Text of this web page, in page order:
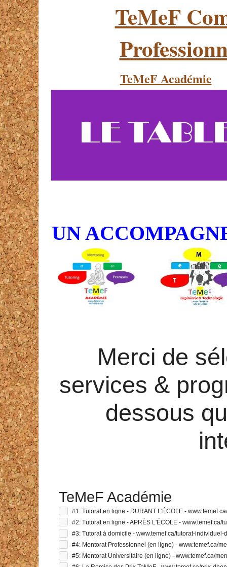
TeMeF
TeMeF Académie
UN
Merci de
services &
dessous
int
TeMeF Académie
#1: Tutorat en ligne - DURANT L'ÉCOLE -
#2: Tutorat en ligne - APRÈS L'ÉCOLE - www.temef.ca/
#3: Tutorat à domicile - www.temef.ca/tutorat-individuel-
#4: Mentorat Professionnel (en ligne) - www.temef.ca/
#5: Mentorat Universitaire (en ligne) - www.temef.ca/